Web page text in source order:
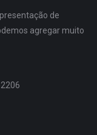
de
agregar muito